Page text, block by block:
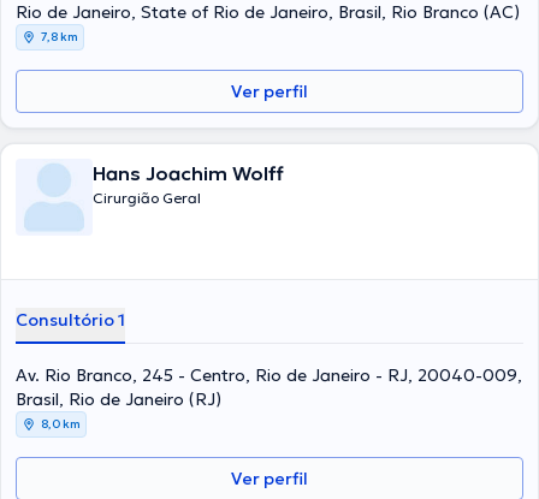
Rio de Janeiro, State of Rio de Janeiro, Brasil, Rio Branco (AC)
7,8 km
Ver perfil
Hans Joachim Wolff
Cirurgião Geral
Consultório 1
Av. Rio Branco, 245 - Centro, Rio de Janeiro - RJ, 20040-009,
Brasil, Rio de Janeiro (RJ)
8,0 km
Ver perfil